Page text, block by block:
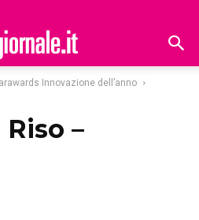
Innovazione dell’anno
–